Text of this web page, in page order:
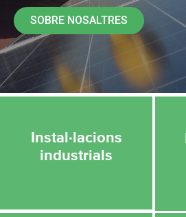
SOBRE NOSALTRES
Instal·lacions
industrials